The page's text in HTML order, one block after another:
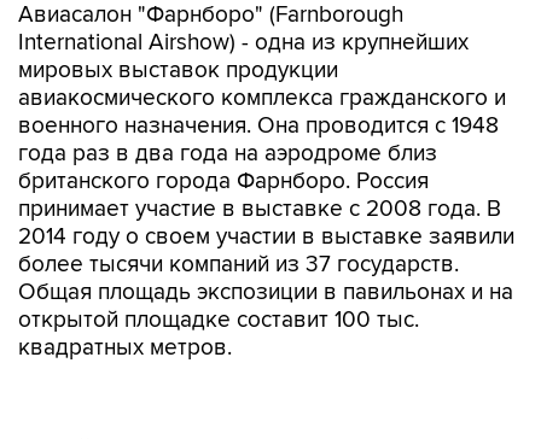
Авиасалон "Фарнборо" (Farnborough
International Airshow) - одна из крупнейших
мировых выставок продукции
авиакосмического комплекса гражданского и
военного назначения. Она проводится с 1948
года раз в два года на аэродроме близ
британского города Фарнборо. Россия
принимает участие в выставке с 2008 года. В
2014 году о своем участии в выставке заявили
более тысячи компаний из 37 государств.
Общая площадь экспозиции в павильонах и на
открытой площадке составит 100 тыс.
квадратных метров.